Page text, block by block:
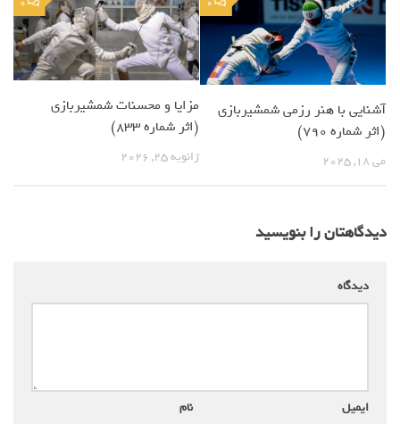
آشنایی با هنر رزمی شمشیربازی
(اثر شماره 790)
می 18, 2025
مزایا و محسنات شمشیربازی
(اثر شماره 833)
ژانویه 25, 2026
دیدگاهتان را بنویسید
دیدگاه
نام ایمیل